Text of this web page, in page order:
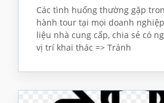
Các tình huống thường gặp
hành tour tại mọi doanh
liệu nhà cung cấp, chia sẻ có
vị trí khai thác => Tránh